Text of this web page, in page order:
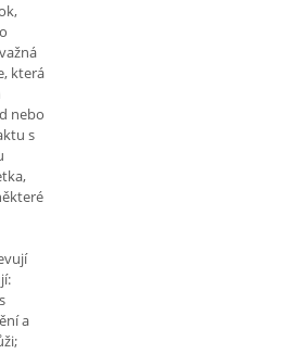
která
nebo
s
a